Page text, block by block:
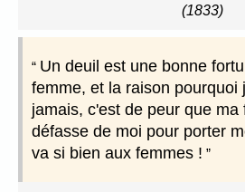
(1833)
Un deuil est une bonne
femme, et la raison pourquoi
jamais, c'est de peur que ma
défasse de moi pour porter
va si bien aux femmes !